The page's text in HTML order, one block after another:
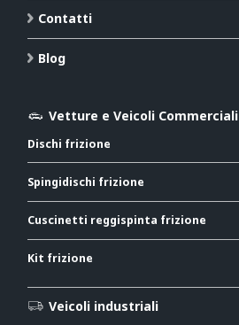
Contatti
Blog
Vetture e Veicoli Commerciali
Dischi frizione
Spingidischi frizione
Cuscinetti reggispinta frizione
Kit frizione
Veicoli industriali